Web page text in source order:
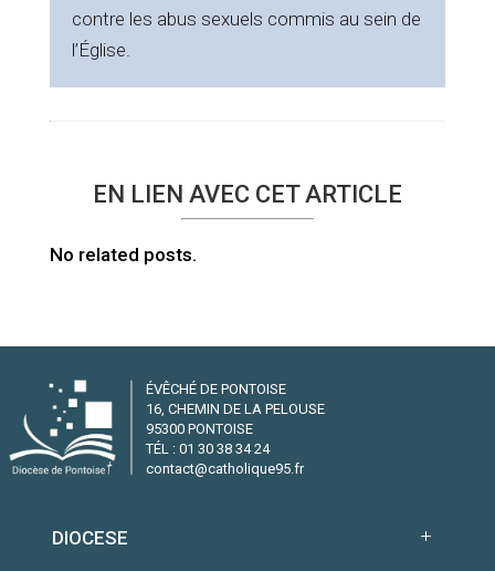
contre les abus sexuels commis au sein de
l’Église.
EN LIEN AVEC CET ARTICLE
No related posts.
ÉVÊCHÉ DE PONTOISE
16, CHEMIN DE LA PELOUSE
95300 PONTOISE
TÉL : 01 30 38 34 24
contact@catholique95.fr
DIOCESE